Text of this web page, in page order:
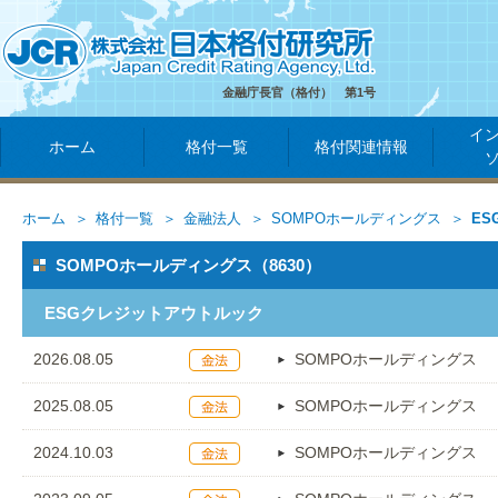
金融庁長官（格付） 第1号
ホーム 格付一覧 格付関連情報
イ
ホーム 格付一覧 金融法人 SOMPOホールディングス
SOMPOホールディングス（8630）
ESGクレジットアウトルック
2026.08.05 SOMPOホールディングス
2025.08.05 SOMPOホールディングス
2024.10.03 SOMPOホールディングス